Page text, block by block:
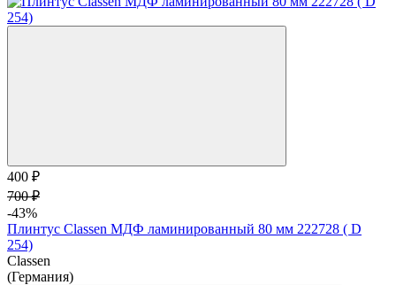
400 ₽
700 ₽
-43%
Плинтус Classen МДФ ламинированный 80 мм 222728 ( D
254)
Classen
(Германия)